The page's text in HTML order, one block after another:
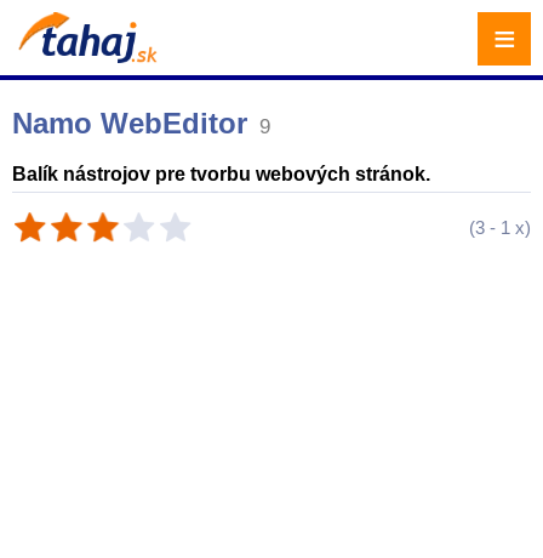
Namo WebEditor 9
Balík nástrojov pre tvorbu webových stránok.
(3 - 1 x)
≡